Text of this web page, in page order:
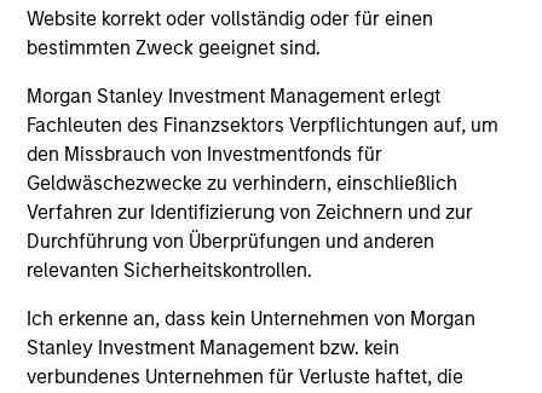
Website korrekt oder vollständig oder für einen
bestimmten Zweck geeignet sind.
Morgan Stanley Investment Management erlegt
Fachleuten des Finanzsektors Verpflichtungen auf, um
den Missbrauch von Investmentfonds für
Geldwäschezwecke zu verhindern, einschließlich
Verfahren zur Identifizierung von Zeichnern und zur
Durchführung von Überprüfungen und anderen
relevanten Sicherheitskontrollen.
Ich erkenne an, dass kein Unternehmen von Morgan
Stanley Investment Management bzw. kein
verbundenes Unternehmen für Verluste haftet, die
und der Rücknahme von Anteilen anfallen, werden nicht
berücksichtigt. Alle Performance- und Index-Daten
stammen von Morgan Stanley Investment Management
Der Wert der Anlagen und der mit ihnen erzielten Erträge
können sowohl steigen als auch fallen. Es ist daher
möglich, dass Anleger das ursprünglich investierte Kapital
nicht in voller Höhe zurückerhalten.
Die Performance versteht sich nach Abzug der Gebühren.
Die Angaben zur Performance des laufenden Jahres sind
nicht annualisiert. Die Performance von anderen
Sie sich bitte gründlich mit den Anlagezielen und -risiken
sowie den Kosten und Gebühren des Fonds auseinander,
bevor Sie eine Anlageentscheidung treffen.